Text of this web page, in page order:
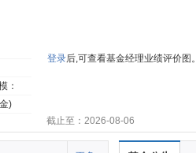
：
)
登录后,可查看基金经理业绩评价图。
截止至：2026-08-06